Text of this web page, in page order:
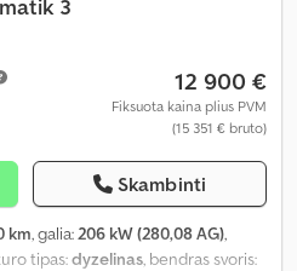
3
12 900 €
Fiksuota kaina plius PVM
(15 351 € bruto)
Skambinti
km, galia: 206 kW (280,08 AG),
tipas:dyzelinas , bendras svoris: